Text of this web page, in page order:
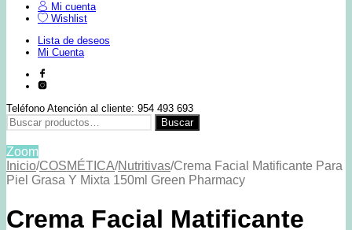
Mi cuenta
Wishlist
Lista de deseos
Mi Cuenta
Teléfono Atención al cliente: 954 493 693
Buscar
por:
Buscar
Zoom
Inicio/COSMÉTICA/Nutritivas/Crema Facial Matificante Para
Piel Grasa Y Mixta 150ml Green Pharmacy
Crema Facial Matificante